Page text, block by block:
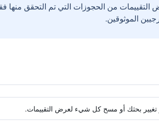
من الحجوزات التي تم التحقق منها
تغيير بحثك أو مسح كل شيء لعرض التقييمات.